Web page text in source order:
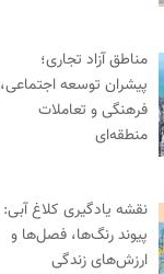
مناطق آزاد تجاری؛
پیشران توسعه اجتماعی،
فرهنگی و تعاملات
منطقه‌ای
نقشه یادگیری کلاغ آبی:
پیوند رنگ‌ها، فصل‌ها و
ارزش‌های زندگی